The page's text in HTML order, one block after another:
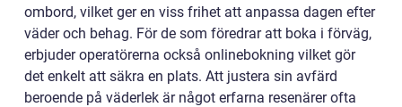
ombord, vilket ger en viss frihet att anpassa dagen efter
väder och behag. För de som föredrar att boka i förväg,
erbjuder operatörerna också onlinebokning vilket gör
det enkelt att säkra en plats. Att justera sin avfärd
beroende på väderlek är något erfarna resenärer ofta